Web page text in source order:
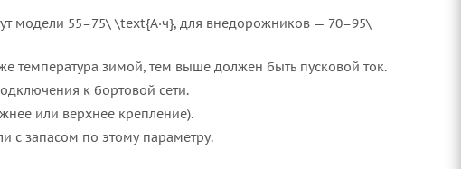
модели 55–75\ \text{А·ч}, для внедорожников — 70–95\
температура зимой, тем выше должен быть пусковой ток.
к бортовой сети.
или верхнее крепление).
с запасом по этому параметру.